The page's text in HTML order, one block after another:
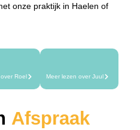
onze praktijk in Haelen of
Roel Meer lezen over Juul
Afspraak